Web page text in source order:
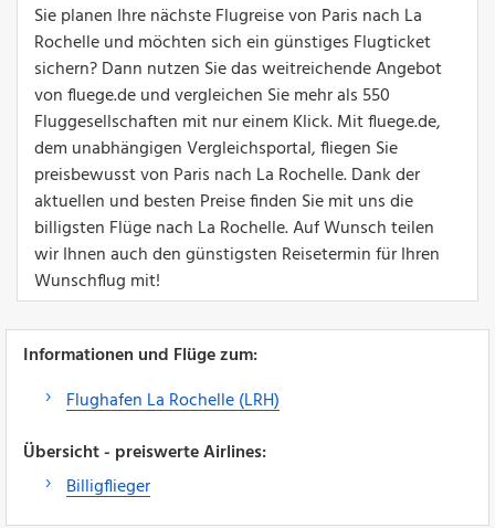
Sie planen Ihre nächste Flugreise von Paris nach La
Rochelle und möchten sich ein günstiges Flugticket
sichern? Dann nutzen Sie das weitreichende Angebot
von fluege.de und vergleichen Sie mehr als 550
Fluggesellschaften mit nur einem Klick. Mit fluege.de,
dem unabhängigen Vergleichsportal, fliegen Sie
preisbewusst von Paris nach La Rochelle. Dank der
aktuellen und besten Preise finden Sie mit uns die
billigsten Flüge nach La Rochelle. Auf Wunsch teilen
wir Ihnen auch den günstigsten Reisetermin für Ihren
Wunschflug mit!
Informationen und Flüge zum:
Flughafen La Rochelle (LRH)
Übersicht - preiswerte Airlines:
Billigflieger